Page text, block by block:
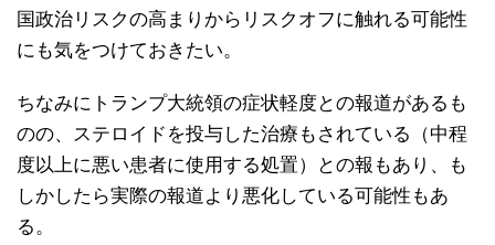
国政治リスクの高まりからリスクオフに触れる可能性
にも気をつけておきたい。
ちなみにトランプ大統領の症状軽度との報道があるも
のの、ステロイドを投与した治療もされている（中程
度以上に悪い患者に使用する処置）との報もあり、も
しかしたら実際の報道より悪化している可能性もあ
る。